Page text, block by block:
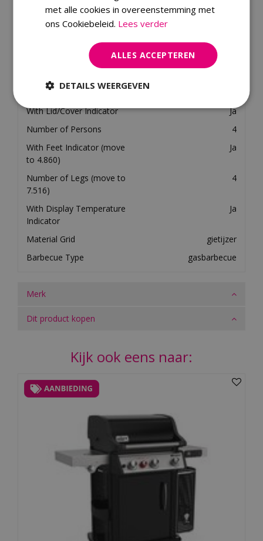
Material
Traveler
Energy Source
With Lid/Cover Indicator
Ja
Number of Persons
4
With Feet Indicator (move
to 4.860)
Ja
Number of Legs (move to
7.516)
4
With Display Temperature
Indicator
Ja
Material Grid
gietijzer
Barbecue Type
gasbarbecue
Merk
Dit product kopen
Kijk ook eens naar:
met alle cookies in overeenstemming met
ons Cookiebeleid. Lees verder
ALLES ACCEPTEREN
DETAILS WEERGEVEN